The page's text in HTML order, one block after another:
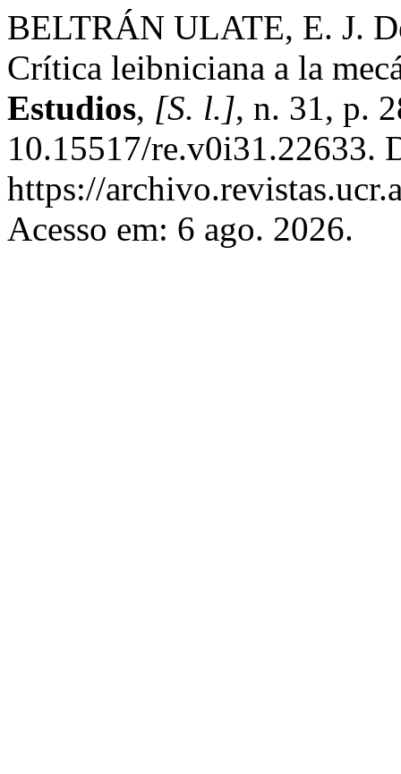
BELTRÁN ULATE, E. J.
Crítica leibniciana a la
Estudios, [S. l.], n. 31, p.
10.15517/re.v0i31.22633.
https://
Acesso em: 6 ago. 2026.